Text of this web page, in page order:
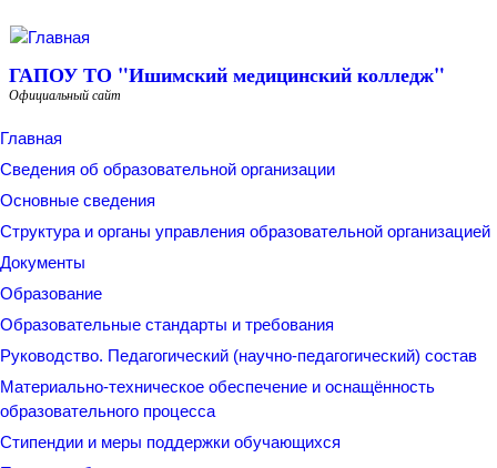
Перейти к основному содержанию
ГАПОУ ТО "Ишимский медицинский колледж"
Официальный сайт
Главная
Сведения об образовательной организации
Основные сведения
Структура и органы управления образовательной организацией
Документы
Образование
Образовательные стандарты и требования
Руководство. Педагогический (научно-педагогический) состав
Материально-техническое обеспечение и оснащённость
образовательного процесса
Стипендии и меры поддержки обучающихся